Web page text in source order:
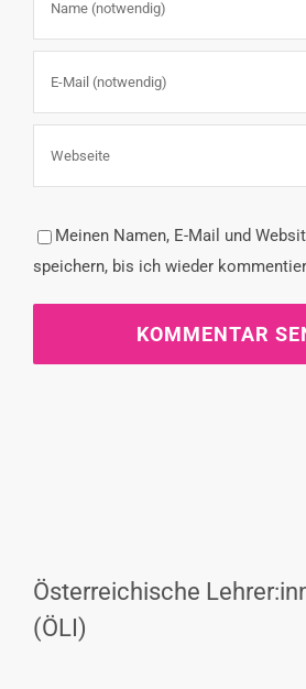
Meinen Namen, E-Mail und
speichern, bis ich wieder
Österreichische
(ÖLI)